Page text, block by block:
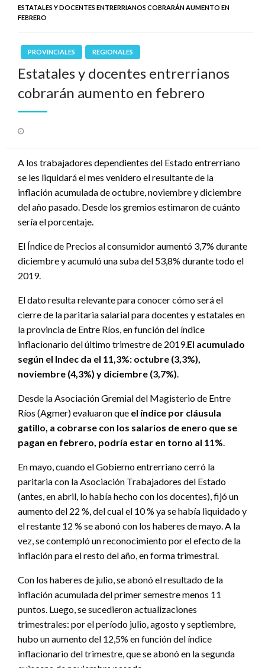
ESTATALES Y DOCENTES ENTRERRIANOS COBRARÁN AUMENTO EN
FEBRERO
PROVINCIALES REGIONALES
Estatales y docentes entrerrianos
cobrarán aumento en febrero
A los trabajadores dependientes del Estado entrerriano
se les liquidará el mes venidero el resultante de la
inflación acumulada de octubre, noviembre y diciembre
del año pasado. Desde los gremios estimaron de cuánto
sería el porcentaje.
El Índice de Precios al consumidor aumentó 3,7% durante
diciembre y acumuló una suba del 53,8% durante todo el
2019.
El dato resulta relevante para conocer cómo será el
cierre de la paritaria salarial para docentes y estatales en
la provincia de Entre Ríos, en función del índice
inflacionario del último trimestre de 2019.El acumulado
según el Indec da el 11,3%: octubre (3,3%),
noviembre (4,3%) y diciembre (3,7%).
Desde la Asociación Gremial del Magisterio de Entre
Ríos (Agmer) evaluaron que el índice por cláusula
gatillo, a cobrarse con los salarios de enero que se
pagan en febrero, podría estar en torno al 11%.
En mayo, cuando el Gobierno entrerriano cerró la
paritaria con la Asociación Trabajadores del Estado
(antes, en abril, lo había hecho con los docentes), fijó un
aumento del 22 %, del cual el 10 % ya se había liquidado y
el restante 12 % se abonó con los haberes de mayo. A la
vez, se contempló un reconocimiento por el efecto de la
inflación para el resto del año, en forma trimestral.
Con los haberes de julio, se abonó el resultado de la
inflación acumulada del primer semestre menos 11
puntos. Luego, se sucedieron actualizaciones
trimestrales: por el período julio, agosto y septiembre,
hubo un aumento del 12,5% en función del índice
inflacionario del trimestre, que se abonó en la segunda